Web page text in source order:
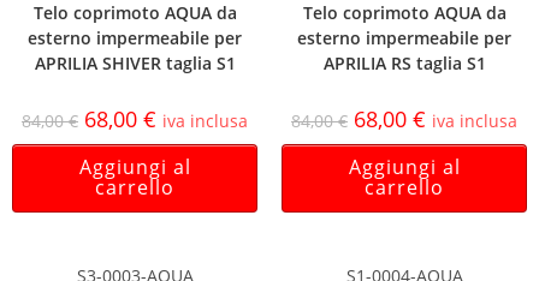
Telo coprimoto AQUA da
esterno impermeabile per
APRILIA SHIVER taglia S1
84,00€ 68,00 € iva inclusa
Aggiungi al
carrello
Telo coprimoto AQUA da
esterno impermeabile per
APRILIA RS taglia S1
84,00€ 68,00 € iva inclusa
Aggiungi al
carrello
S3-0003-AQUA S1-0004-AQUA